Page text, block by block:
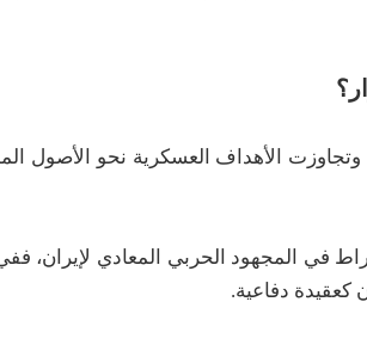
وتجاوزت الأهداف العسكرية نحو الأصول
المجهود الحربي المعادي لإيران، ففي
كعقيدة دفاعية.